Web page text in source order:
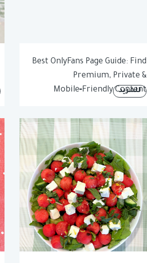
Best OnlyFans Page Guide: Find
Premium, Private &
Mobile‑Friendly Content
للمزيد